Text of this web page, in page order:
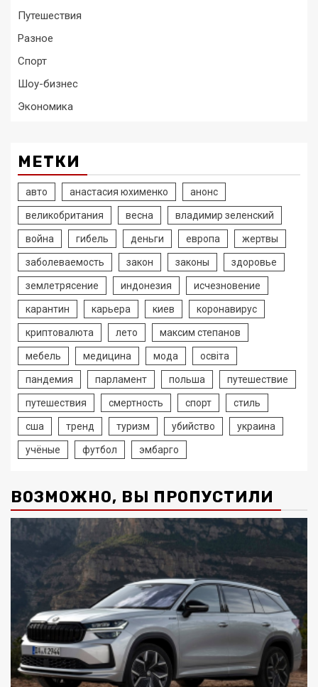
Путешествия
Разное
Спорт
Шоу-бизнес
Экономика
МЕТКИ
авто анастасия юхименко анонс
великобритания весна владимир зеленский
война гибель деньги европа жертвы
заболеваемость закон законы здоровье
землетрясение индонезия исчезновение
карантин карьера киев коронавирус
криптовалюта лето максим степанов
мебель медицина мода освіта
пандемия парламент польша путешествие
путешествия смертность спорт стиль
сша тренд туризм убийство украина
учёные футбол эмбарго
ВОЗМОЖНО, ВЫ ПРОПУСТИЛИ